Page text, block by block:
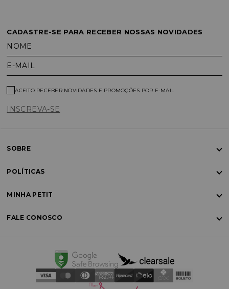
CADASTRE-SE PARA RECEBER NOSSAS NOVIDADES
NOME
E-MAIL
INSCREVA-SE
ACEITO RECEBER NOVIDADES E PROMOÇÕES POR E-MAIL
SOBRE
POLÍTICAS
MINHA PETIT
FALE CONOSCO